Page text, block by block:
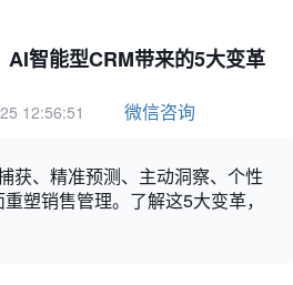
AI智能型CRM带来的5大变革
12:56:51 微信咨询
获、精准预测、主动洞察、个性
塑销售管理。了解这5大变革，